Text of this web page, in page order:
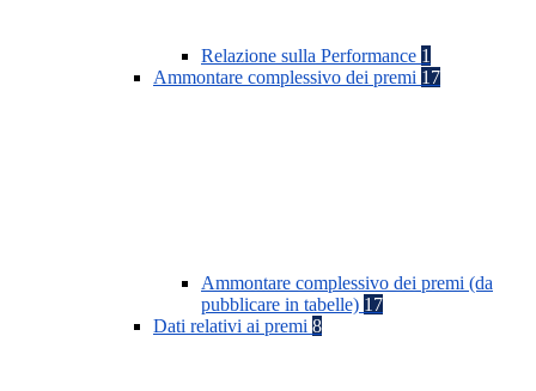
Relazione sulla Performance 1
Ammontare complessivo dei premi 17
Ammontare complessivo dei premi (da
pubblicare in tabelle) 17
Dati relativi ai premi 8